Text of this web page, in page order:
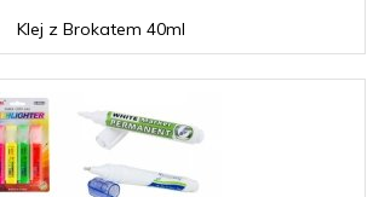
Klej z Brokatem 40ml